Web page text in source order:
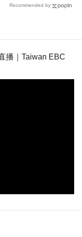
Recommended by
播｜Taiwan EBC